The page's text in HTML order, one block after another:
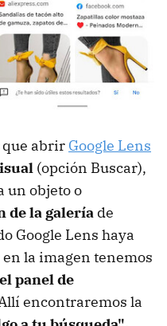
que abrir Google Lens
(opción Buscar),
un objeto o
de la galería de
Google Lens haya
la imagen tenemos
panel de
encontraremos la